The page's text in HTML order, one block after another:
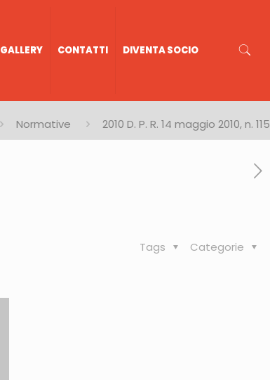
GALLERY CONTATTI DIVENTA SOCIO
Normative 2010 D. P. R. 14 maggio 2010, n. 115
Categorie
Tags